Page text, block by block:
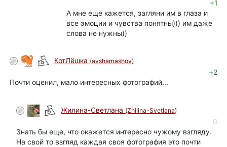
+1
А мне еще кажется, загляни им в глаза и
все эмоции и чувства понятны))) им даже
слова не нужны))
КотЛёшка (avshamashov)
+2
Почти оценил, мало интересных фотографий...
Жилина-Светлана (Zhilina-Svetlana)
0
Знать бы еще, что окажется интересно чужому взгляду.
На свой то взгляд каждая своя фотография это почти